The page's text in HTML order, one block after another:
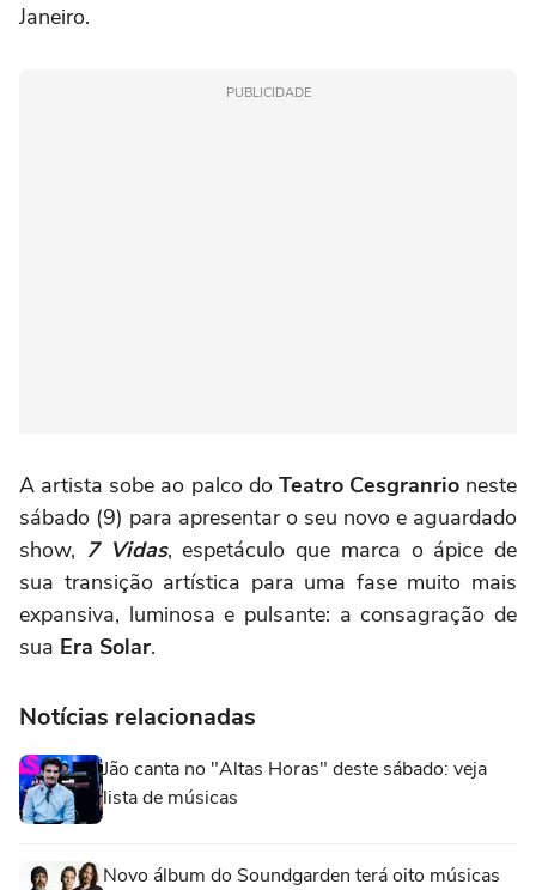
Janeiro.
PUBLICIDADE
A artista sobe ao palco doTeatro Cesgranrio neste
sábado (9) para apresentar o seu novo e aguardado
show, 7 Vidas, espetáculo que marca o ápice de
sua transição artística para uma fase muito mais
expansiva, luminosa e pulsante: a consagração de
sua Era Solar.
Notícias relacionadas
Jão canta no "Altas Horas" deste sábado: veja
lista de músicas
Novo álbum do Soundgarden terá oito músicas